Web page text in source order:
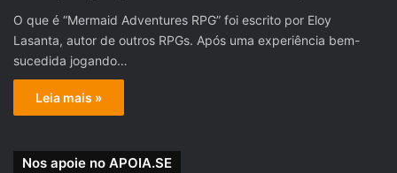
O que é “Mermaid Adventures RPG” foi escrito por Eloy
Lasanta, autor de outros RPGs. Após uma experiência bem-
sucedida jogando…
Leia mais »
Nos apoie no APOIA.SE